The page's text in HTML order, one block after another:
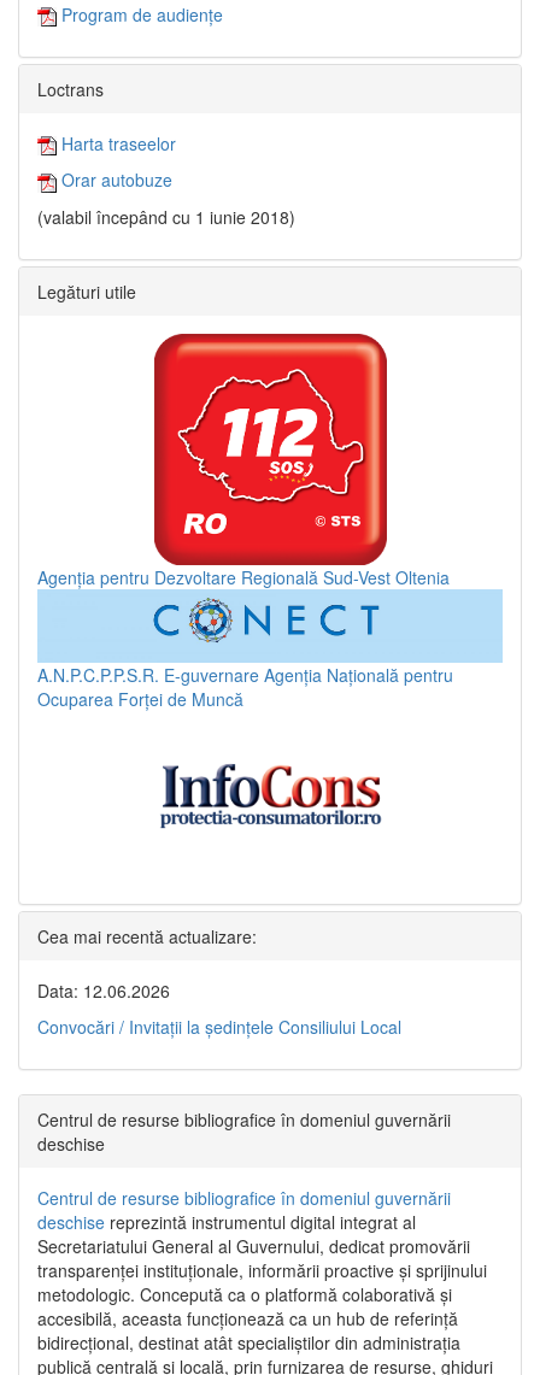
Program de audiențe
Loctrans
Harta traseelor
Orar autobuze
(valabil începând cu 1 iunie 2018)
Legături utile
Agenția pentru Dezvoltare Regională Sud-Vest Oltenia
A.N.P.C.P.P.S.R. E-guvernare Agenția Națională pentru
Ocuparea Forței de Muncă
Cea mai recentă actualizare:
Data: 12.06.2026
Convocări / Invitaţii la şedinţele Consiliului Local
Centrul de resurse bibliografice în domeniul guvernării
deschise
Centrul de resurse bibliografice în domeniul guvernării
deschise reprezintă instrumentul digital integrat al
Secretariatului General al Guvernului, dedicat promovării
transparenței instituționale, informării proactive și sprijinului
metodologic. Concepută ca o platformă colaborativă și
accesibilă, aceasta funcționează ca un hub de referință
bidirecțional, destinat atât specialiștilor din administrația
publică centrală și locală, prin furnizarea de resurse, ghiduri